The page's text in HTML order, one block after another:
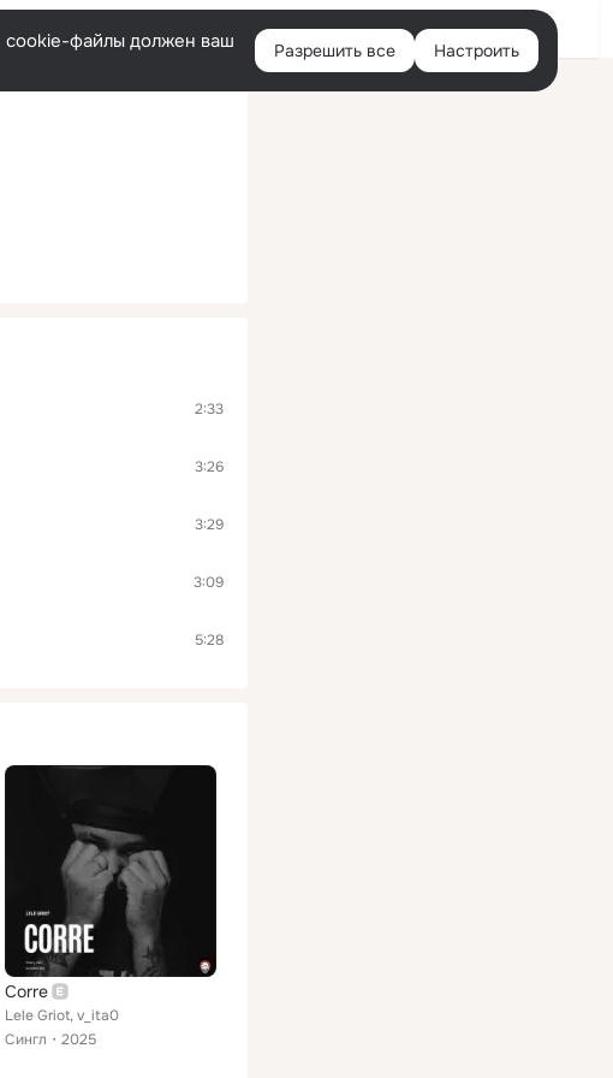
Русский Войти
cookie-файлы должен ваш
Разрешить все Настроить
2:33
3:26
3:29
3:09
5:28
Corre
Lele Griot, v_ita0
Сингл
2025